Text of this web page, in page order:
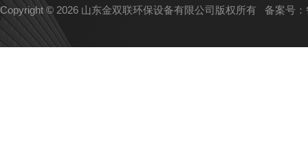
Copyright © 2026 山东金双联环保设备有限公司版权所有 备案号